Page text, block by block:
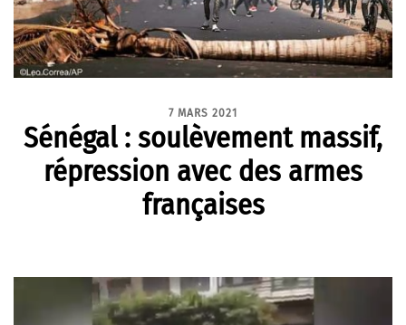
7 MARS 2021
Sénégal : soulèvement massif,
répression avec des armes
françaises